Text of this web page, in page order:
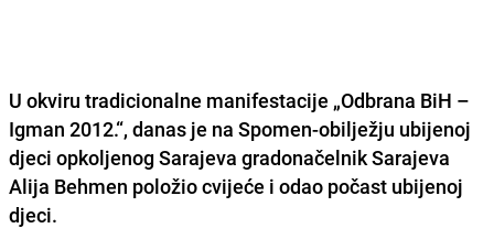
U okviru tradicionalne manifestacije „Odbrana BiH –
Igman 2012.“, danas je na Spomen-obilježju ubijenoj
djeci opkoljenog Sarajeva gradonačelnik Sarajeva
Alija Behmen položio cvijeće i odao počast ubijenoj
djeci.